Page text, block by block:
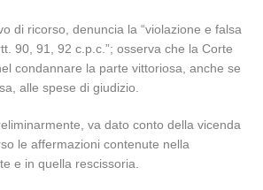
di ricorso, denuncia la “violazione e falsa
90, 91, 92 c.p.c.”; osserva che la Corte
condannare la parte vittoriosa, anche se
alle spese di giudizio.
va dato conto della vicenda
le affermazioni contenute nella
e in quella rescissoria.